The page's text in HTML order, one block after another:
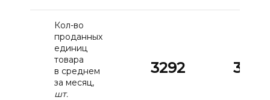
Кол-во
проданных
единиц
товара
в среднем
за месяц,
шт.
3292 3201